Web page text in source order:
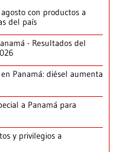
con productos a
del país
- Resultados del
Panamá: diésel aumenta
a Panamá para
y privilegios a